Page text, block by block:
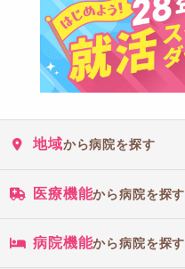
地域から病院を探す
医療機能から病院を探す
病院機能から病院を探す